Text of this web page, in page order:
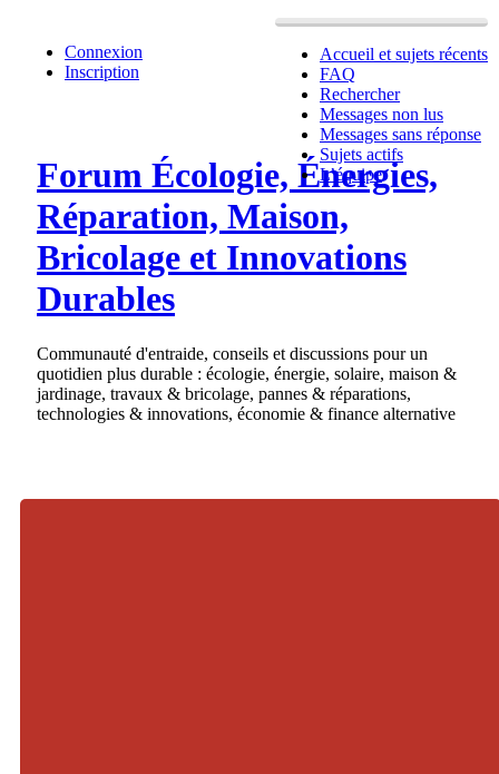
Accueil et sujets récents
FAQ
Rechercher
Messages non lus
Messages sans réponse
Sujets actifs
L’équipe
Connexion
Inscription
Forum Écologie, Énergies,
Réparation, Maison,
Bricolage et Innovations
Durables
Communauté d'entraide, conseils et discussions pour un
quotidien plus durable : écologie, énergie, solaire, maison &
jardinage, travaux & bricolage, pannes & réparations,
technologies & innovations, économie & finance alternative